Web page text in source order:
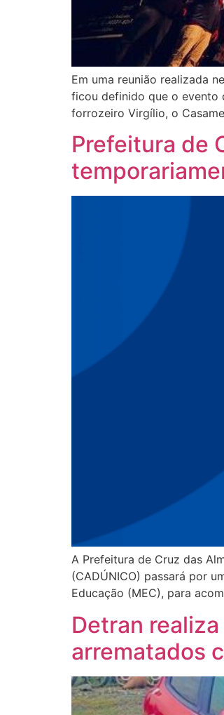
Em uma reunião realizada
ficou definido que o evento
forrozeiro Virgílio, o
Prefeitura de
A Prefeitura de Cruz das
(CADÚNICO) passará por
Educação (MEC), para
Detran
arrematados